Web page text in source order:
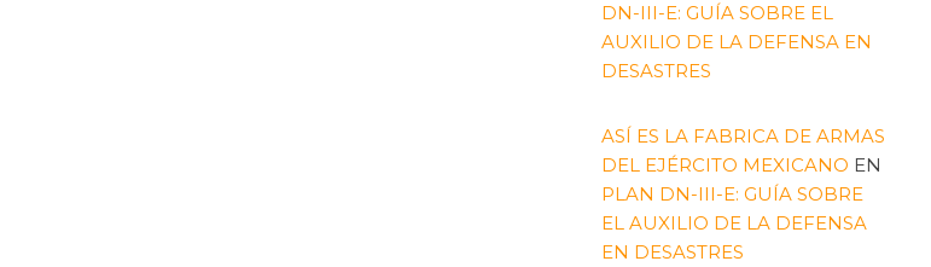
DN-III-E: GUÍA SOBRE EL
AUXILIO DE LA DEFENSA EN
DESASTRES
ASÍ ES LA FABRICA DE ARMAS
DEL EJÉRCITO MEXICANO EN
PLAN DN-III-E: GUÍA SOBRE
EL AUXILIO DE LA DEFENSA
EN DESASTRES